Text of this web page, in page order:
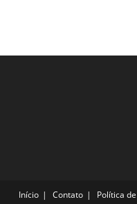
Início Contato Política